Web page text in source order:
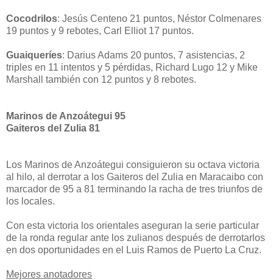
Cocodrilos: Jesús Centeno 21 puntos, Néstor Colmenares
19 puntos y 9 rebotes, Carl Elliot 17 puntos.
Guaiqueríes: Darius Adams 20 puntos, 7 asistencias, 2
triples en 11 intentos y 5 pérdidas, Richard Lugo 12 y Mike
Marshall también con 12 puntos y 8 rebotes.
Marinos de Anzoátegui 95
Gaiteros del Zulia 81
Los Marinos de Anzoátegui consiguieron su octava victoria
al hilo, al derrotar a los Gaiteros del Zulia en Maracaibo con
marcador de 95 a 81 terminando la racha de tres triunfos de
los locales.
Con esta victoria los orientales aseguran la serie particular
de la ronda regular ante los zulianos después de derrotarlos
en dos oportunidades en el Luis Ramos de Puerto La Cruz.
Mejores anotadores